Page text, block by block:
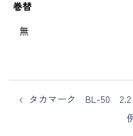
巻替
無
タカマーク BL-50 2.2